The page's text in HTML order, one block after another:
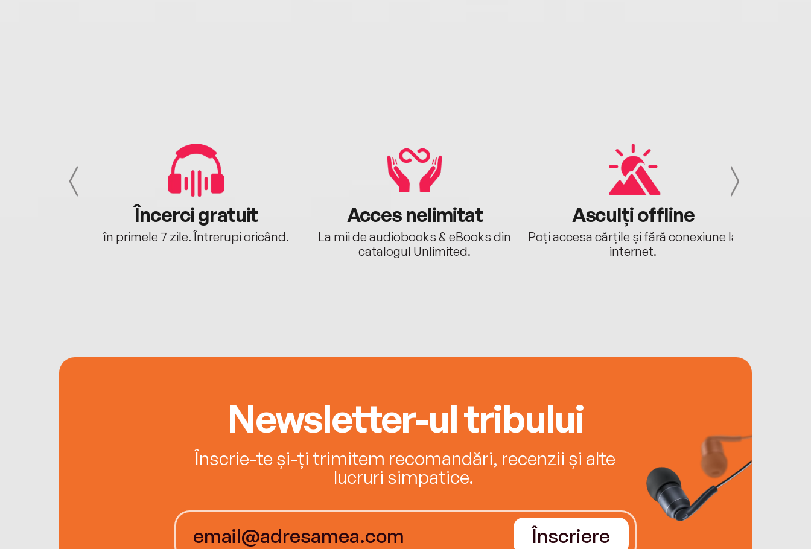
Încerci gratuit
în primele 7 zile. Întrerupi oricând.
Acces nelimitat
La mii de audiobooks & eBooks din
catalogul Unlimited.
Asculți offline
Poți accesa cărțile și fără conexiune la
internet.
Newsletter-ul tribului
Înscrie-te și-ți trimitem recomandări, recenzii și alte
lucruri simpatice.
Înscriere